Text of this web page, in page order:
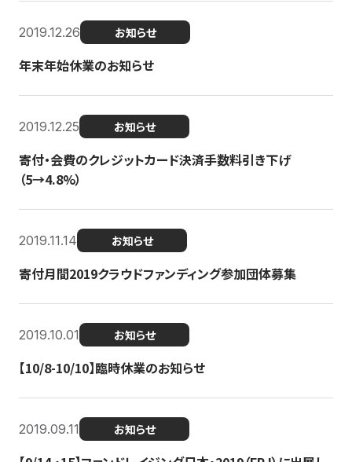
2019.12.26 お知らせ
年末年始休業のお知らせ
2019.12.25 お知らせ
寄付・会費のクレジットカード決済手数料引き下げ
（5→4.8%）
2019.11.14 お知らせ
寄付月間2019クラウドファンディング参加団体募集
2019.10.01 お知らせ
【10/8-10/10】臨時休業のお知らせ
2019.09.11 お知らせ